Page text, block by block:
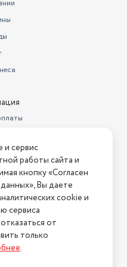
с
см
для хранения насадок,
резервуар для воды
кг
л
м
смНапишите нам
У нас есть всё!
и сервис
работы сайта и
кнопку «Согласен
Вы даете
cookie и
сервиса
от
только
.